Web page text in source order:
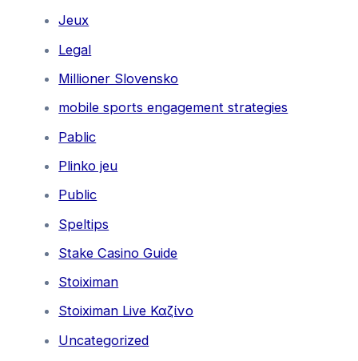
Jeux
Legal
Millioner Slovensko
mobile sports engagement strategies
Pablic
Plinko jeu
Public
Speltips
Stake Casino Guide
Stoiximan
Stoiximan Live Καζίνο
Uncategorized